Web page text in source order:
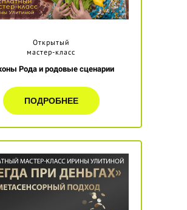
Открытый
мастер-класс
Рода и родовые сценарии
ПОДРОБНЕЕ